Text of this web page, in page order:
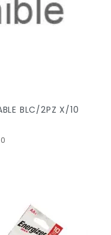
BLC/2PZ X/10
0